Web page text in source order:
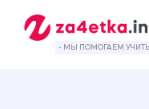
- МЫ ПОМОГАЕМ